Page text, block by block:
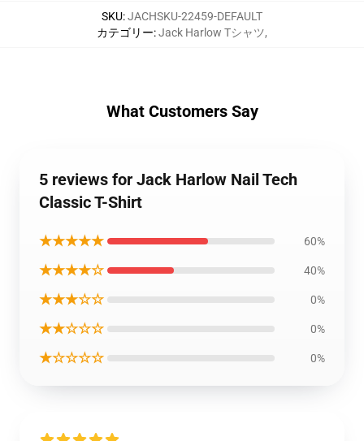
SKU:JACHSKU-22459-DEFAULT
カテゴリー:Jack Harlow Tシャツ,
What Customers Say
5 reviews for Jack Harlow Nail Tech
Classic T-Shirt
★★★★★ 60%
★★★★☆ 40%
★★★☆☆ 0%
★★☆☆☆ 0%
★☆☆☆☆ 0%